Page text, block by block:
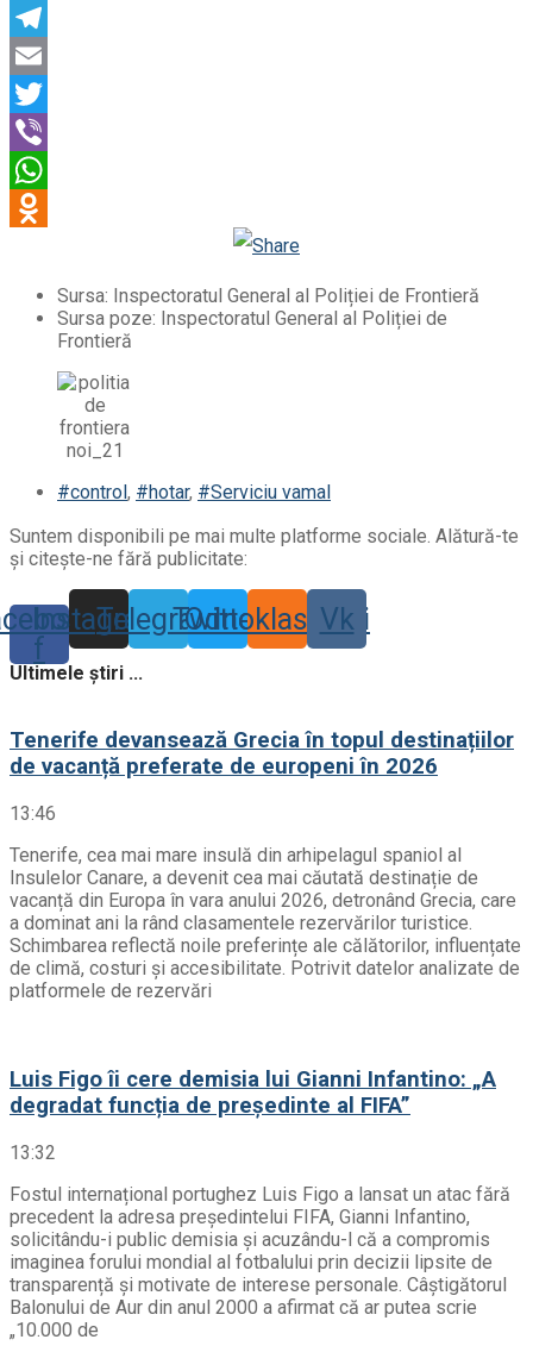
Odnoklassniki
Sursa: Inspectoratul General al Poliției de Frontieră
Sursa poze: Inspectoratul General al Poliției de
Frontieră
#control, #hotar, #Serviciu vamal
Suntem disponibili pe mai multe platforme sociale. Alătură-te
și citește-ne fără publicitate:
f
Instagram
TelegramTwitter
Odnoklassniki
Vk
Ultimele știri ...
Tenerife devansează Grecia în topul destinațiilor
de vacanță preferate de europeni în 2026
13:46
Tenerife, cea mai mare insulă din arhipelagul spaniol al
Insulelor Canare, a devenit cea mai căutată destinație de
vacanță din Europa în vara anului 2026, detronând Grecia, care
a dominat ani la rând clasamentele rezervărilor turistice.
Schimbarea reflectă noile preferințe ale călătorilor, influențate
de climă, costuri și accesibilitate. Potrivit datelor analizate de
platformele de rezervări
Luis Figo îi cere demisia lui Gianni Infantino: „A
degradat funcția de președinte al FIFA”
13:32
Fostul internațional portughez Luis Figo a lansat un atac fără
precedent la adresa președintelui FIFA, Gianni Infantino,
solicitându-i public demisia și acuzându-l că a compromis
imaginea forului mondial al fotbalului prin decizii lipsite de
transparență și motivate de interese personale. Câștigătorul
Balonului de Aur din anul 2000 a afirmat că ar putea scrie
„10.000 de